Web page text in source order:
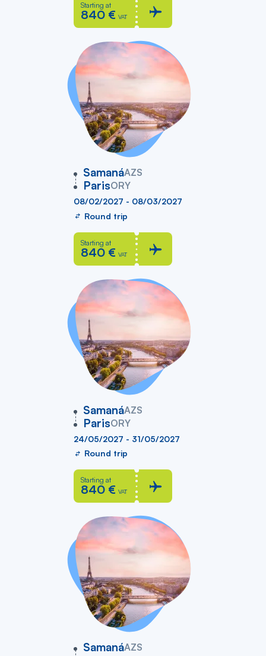
Starting at
840 € VAT
SamanáAZS
vers
ParisORY
08/02/2027 - 08/03/2027
Round trip
Starting at
840 € VAT
SamanáAZS
vers
ParisORY
24/05/2027 - 31/05/2027
Round trip
Starting at
840 € VAT
SamanáAZS
vers